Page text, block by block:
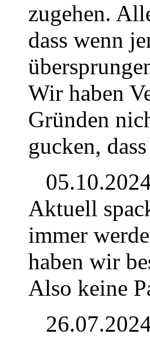
zugehen.
dass wenn
Wir haben
Gründen
gucken,
Aktuell
immer
haben wir
Also keine